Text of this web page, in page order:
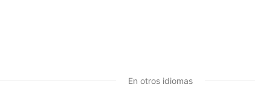
En otros idiomas